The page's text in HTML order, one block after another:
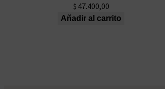
$ 47.400,00
Añadir al carrito